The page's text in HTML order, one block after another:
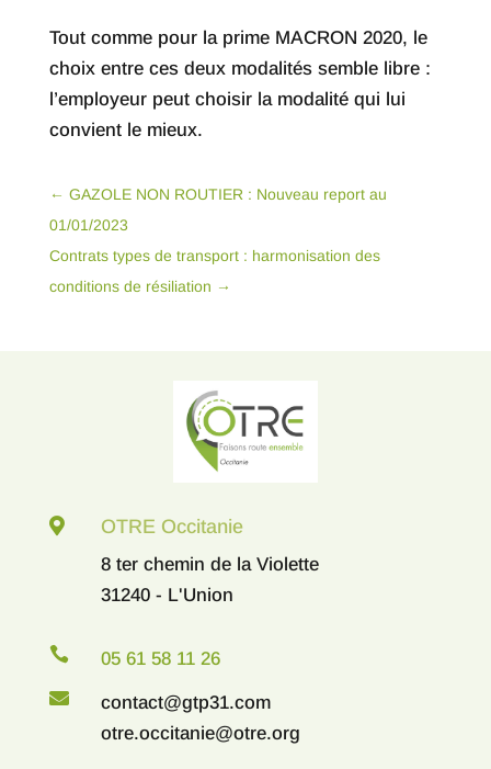
Tout comme pour la prime MACRON 2020, le
choix entre ces deux modalités semble libre :
l’employeur peut choisir la modalité qui lui
convient le mieux.
← GAZOLE NON ROUTIER : Nouveau report au
01/01/2023
Contrats types de transport : harmonisation des
conditions de résiliation →
 OTRE Occitanie
8 ter chemin de la Violette
31240 - L'Union
 05 61 58 11 26

contact@gtp31.com
otre.occitanie@otre.org